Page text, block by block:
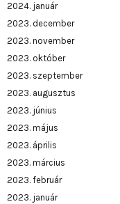
2024. január
2023. december
2023. november
2023. október
2023. szeptember
2023. augusztus
2023. június
2023. május
2023. április
2023. március
2023. február
2023. január